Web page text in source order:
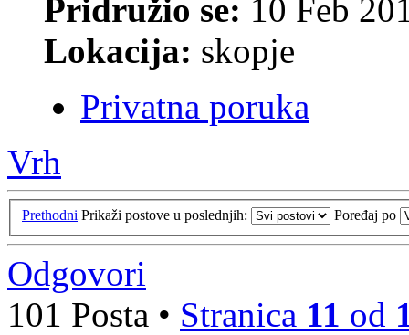
Pridružio se: 10 Feb
Lokacija: skopje
Privatna poruka
Vrh
Prethodni Prikaži postove u poslednjih: Poređaj po
Odgovori
101 Posta • Stranica 11 od